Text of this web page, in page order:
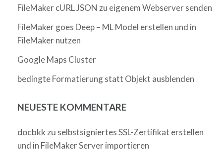
FileMaker cURL JSON zu eigenem Webserver senden
FileMaker goes Deep – ML Model erstellen und in
FileMaker nutzen
Google Maps Cluster
bedingte Formatierung statt Objekt ausblenden
NEUESTE KOMMENTARE
docbkkzu selbstsigniertes SSL-Zertifikat erstellen
und in FileMaker Server importieren